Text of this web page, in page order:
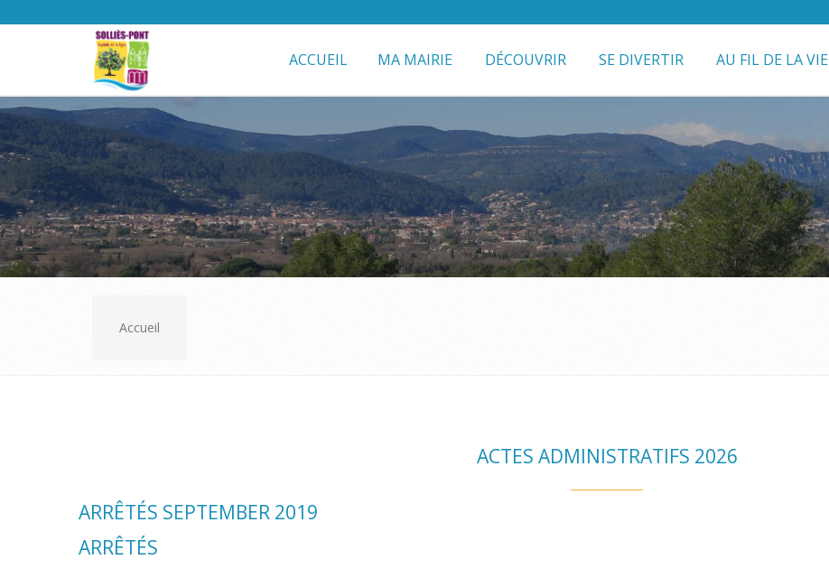
ACCUEIL MA MAIRIE DÉCOUVRIR SE DIVERTIR AU FIL DE LA VIE
Accueil
ACTES ADMINISTRATIFS 2026
ARRÊTÉS SEPTEMBER 2019
ARRÊTÉS